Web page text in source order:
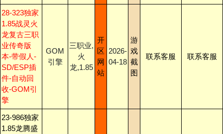
28-323独家
1.85战灵火
龙复古三职
业传奇版
本-带假人-
SD/ESP插
件-自动回
收-GOM引
擎
GOM
引擎
三职业,
火
龙,1.85
开
区
网
站
2026-
04-18
游
戏
截
图
联系客服 联系客服
23-986独家
1.85龙腾盛